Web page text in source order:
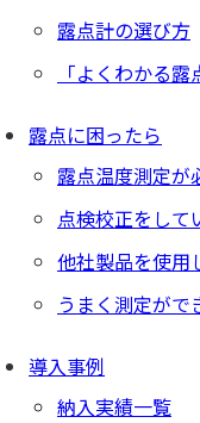
露点計の選び方
「よくわかる
露点に困ったら
露点温度測定が
点検校正をして
他社製品を使用
うまく測定がで
導入事例
納入実績一覧